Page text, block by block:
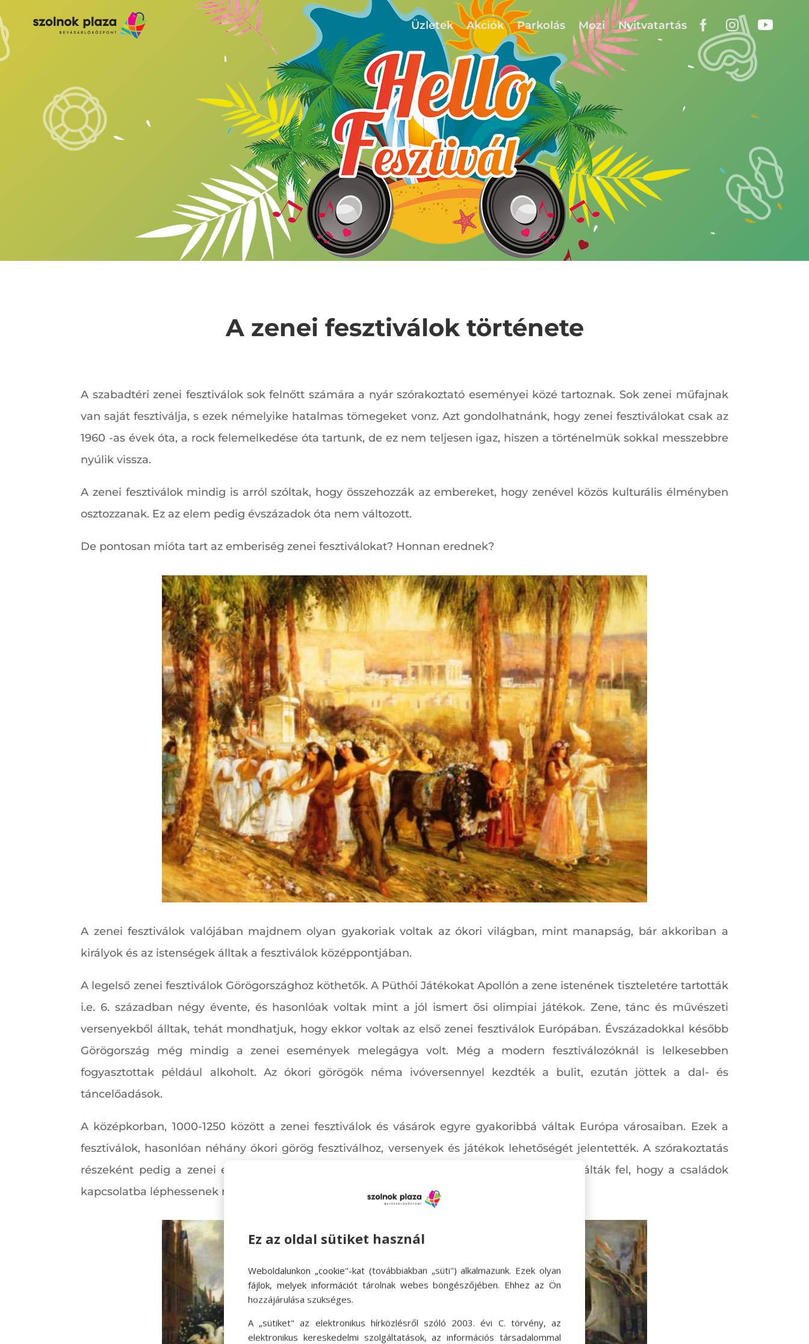
Üzletek Akciók Parkolás Mozi Nyitvatartás
A zenei fesztiválok története
A szabadtéri zenei fesztiválok sok felnőtt számára a nyár szórakoztató eseményei közé tartoznak. Sok zenei műfajnak
van saját fesztiválja, s ezek némelyike hatalmas tömegeket vonz. Azt gondolhatnánk, hogy zenei fesztiválokat csak az
1960 -as évek óta, a rock felemelkedése óta tartunk, de ez nem teljesen igaz, hiszen a történelmük sokkal messzebbre
nyúlik vissza.
A zenei fesztiválok mindig is arról szóltak, hogy összehozzák az embereket, hogy zenével közös kulturális élményben
osztozzanak. Ez az elem pedig évszázadok óta nem változott.
De pontosan mióta tart az emberiség zenei fesztiválokat? Honnan erednek?
A zenei fesztiválok valójában majdnem olyan gyakoriak voltak az ókori világban, mint manapság, bár akkoriban a
királyok és az istenségek álltak a fesztiválok középpontjában.
A legelső zenei fesztiválok Görögországhoz köthetők. A Püthói Játékokat Apollón a zene istenének tiszteletére tartották
i.e. 6. században négy évente, és hasonlóak voltak mint a jól ismert ősi olimpiai játékok. Zene, tánc és művészeti
versenyekből álltak, tehát mondhatjuk, hogy ekkor voltak az első zenei fesztiválok Európában. Évszázadokkal később
Görögország még mindig a zenei események melegágya volt. Még a modern fesztiválozóknál is lelkesebben
fogyasztottak például alkoholt. Az ókori görögök néma ivóversennyel kezdték a bulit, ezután jöttek a dal- és
táncelőadások.
A középkorban, 1000-1250 között a zenei fesztiválok és vásárok egyre gyakoribbá váltak Európa városaiban. Ezek a
fesztiválok, hasonlóan néhány ókori görög fesztiválhoz, versenyek és játékok lehetőségét jelentették. A szórakoztatás
részeként pedig a zenei előadások is általánossá váltak. Az ilyen fesztiválokat arra használták fel, hogy a családok
kapcsolatba léphessenek másokkal, vagy kiházasítsák a hajadonokat.
Ez az oldal sütiket használ
Weboldalunkon „cookie"-kat (továbbiakban „süti") alkalmazunk. Ezek olyan
fájlok, melyek információt tárolnak webes böngészőjében. Ehhez az Ön
hozzájárulása szükséges.
A „sütiket" az elektronikus hírközlésről szóló 2003. évi C. törvény, az
elektronikus kereskedelmi szolgáltatások, az információs társadalommal